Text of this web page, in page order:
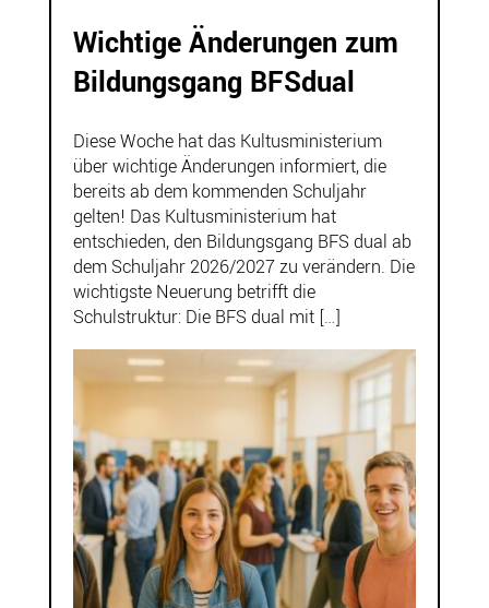
Wichtige Änderungen zum
Bildungsgang BFSdual
Diese Woche hat das Kultusministerium
über wichtige Änderungen informiert, die
bereits ab dem kommenden Schuljahr
gelten! Das Kultusministerium hat
entschieden, den Bildungsgang BFS dual ab
dem Schuljahr 2026/2027 zu verändern. Die
wichtigste Neuerung betrifft die
Schulstruktur: Die BFS dual mit […]